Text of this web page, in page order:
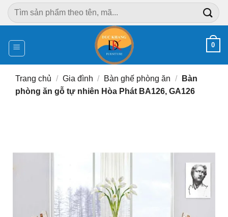
Chuyển
đến
dung
Tìm
kiếm:
0
Trang chủ / Gia đình / Bàn ghế phòng ăn /
Bàn
phòng ăn gỗ tự nhiên Hòa Phát BA126, GA126